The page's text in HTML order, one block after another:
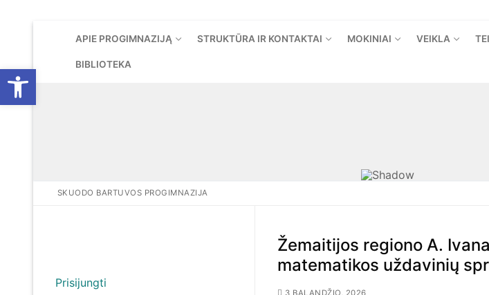
Open toolbar
APIE PROGIMNAZIJĄ STRUKTŪRA IR KONTAKTAI MOKINIAI VEIKLA
BIBLIOTEKA
SKUODO BARTUVOS PROGIMNAZIJA
Žemaitijos regiono A.
matematikos uždavinių
3 BALANDŽIO, 2026
Prisijungti